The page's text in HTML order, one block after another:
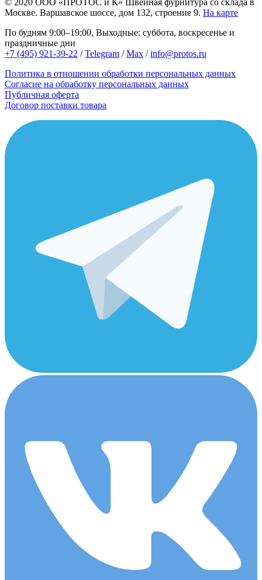
© 2020 ООО «ПРОТОС и К» Швейная фурнитура со склада в
Москве. Варшавское шоссе, дом 132, строение 9. На карте
По будням 9:00–19:00, Выходные: суббота, воскресенье и
праздничные дни
+7 (495) 921-39-22 /Telegram /Max /info@protos.ru
Политика в отношении обработки персональных данных
Согласие на обработку персональных данных
Публичная оферта
Договор поставки товара